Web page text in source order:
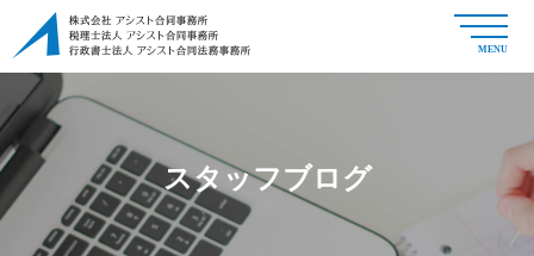
MENU
スタッフブログ